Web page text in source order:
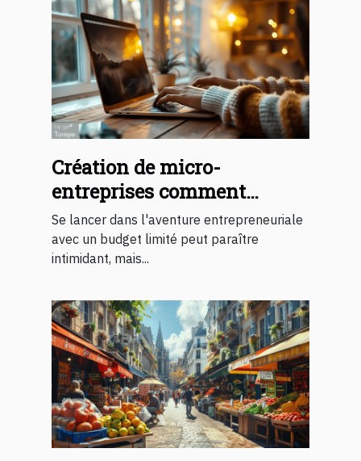
Création de micro-
entreprises comment
démarrer avec un petit
budget
Se lancer dans l'aventure entrepreneuriale
avec un budget limité peut paraître
intimidant, mais...